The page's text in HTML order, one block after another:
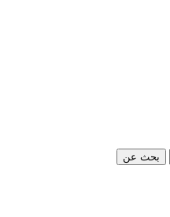
بحث عن